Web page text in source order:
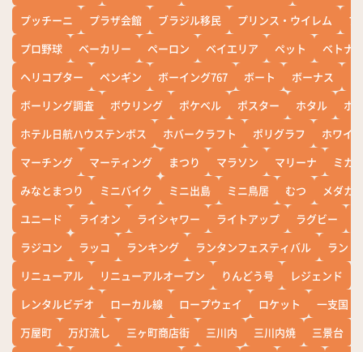
プッチーニ
プラザ会館 ブラジル移民 プリンス・ウイレム
ブ
プロ野球
ベーカリー ペーロン ベイエリア ペット
ベトナ
ヘリコプター
ペンギン ボーイング767 ボート ボーナス
ボーリング調査
ボウリング ポケベル ポスター ホタル
ホ
ホテル日航ハウステンボス
ホバークラフト ポリグラフ
ホワイ
マーチング
マーティング まつり マラソン マリーナ
ミカ
みなとまつり
ミニバイク ミニ出島 ミニ鳥居 むつ
メダカ
ユニード
ライオン ライシャワー ライトアップ ラグビー
ラジコン
ラッコ ランキング ランタンフェスティバル
ランド
リニューアル
リニューアルオープン りんどう号 レジェンド
レンタルビデオ
ローカル線 ロープウェイ ロケット
一支国
万屋町
万灯流し 三ヶ町商店街 三川内 三川内焼 三景台